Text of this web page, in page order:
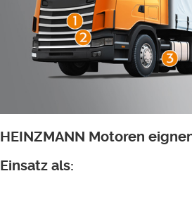
HEINZMANN Motoren
Einsatz als: